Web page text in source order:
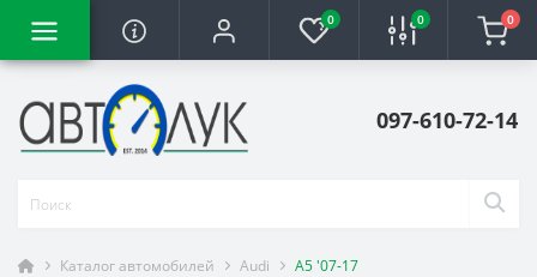
0 0 0
097-610-72-14
Каталог автомобилей Audi A5 '07-17